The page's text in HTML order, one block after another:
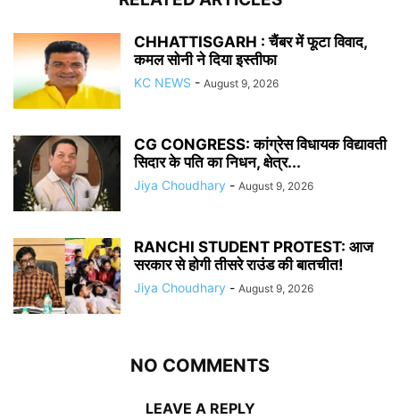
CHHATTISGARH : चैंबर में फूटा विवाद,
कमल सोनी ने दिया इस्तीफा
KC NEWS - August 9, 2026
CG CONGRESS: कांग्रेस विधायक विद्यावती
सिदार के पति का निधन, क्षेत्र...
Jiya Choudhary - August 9, 2026
RANCHI STUDENT PROTEST: आज
सरकार से होगी तीसरे राउंड की बातचीत!
Jiya Choudhary - August 9, 2026
NO COMMENTS
LEAVE A REPLY